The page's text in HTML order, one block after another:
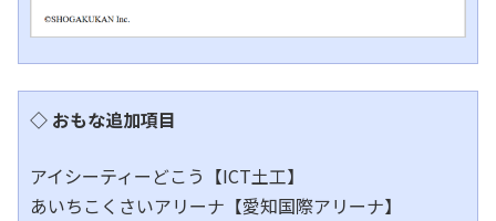
◇ おもな追加項目
アイシーティーどこう【ICT土工】
あいちこくさいアリーナ【愛知国際アリーナ】